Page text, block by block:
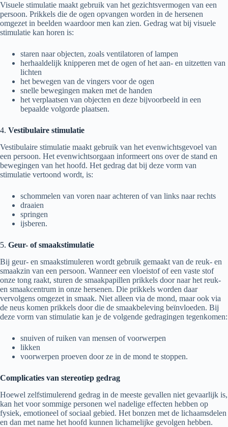
Visuele stimulatie maakt gebruik van het gezichtsvermogen van een
persoon. Prikkels die de ogen opvangen worden in de hersenen
omgezet in beelden waardoor men kan zien. Gedrag wat bij visuele
stimulatie kan horen is:
staren naar objecten, zoals ventilatoren of lampen
herhaaldelijk knipperen met de ogen of het aan- en uitzetten van
lichten
het bewegen van de vingers voor de ogen
snelle bewegingen maken met de handen
het verplaatsen van objecten en deze bijvoorbeeld in een
bepaalde volgorde plaatsen.
4. Vestibulaire stimulatie
Vestibulaire stimulatie maakt gebruik van het evenwichtsgevoel van
een persoon. Het evenwichtsorgaan informeert ons over de stand en
bewegingen van het hoofd. Het gedrag dat bij deze vorm van
stimulatie vertoond wordt, is:
schommelen van voren naar achteren of van links naar rechts
draaien
springen
ijsberen.
5. Geur- of smaakstimulatie
Bij geur- en smaakstimuleren wordt gebruik gemaakt van de reuk- en
smaakzin van een persoon. Wanneer een vloeistof of een vaste stof
onze tong raakt, sturen de smaakpapillen prikkels door naar het reuk-
en smaakcentrum in onze hersenen. Die prikkels worden daar
vervolgens omgezet in smaak. Niet alleen via de mond, maar ook via
de neus komen prikkels door die de smaakbeleving beïnvloeden. Bij
deze vorm van stimulatie kan je de volgende gedragingen tegenkomen:
snuiven of ruiken van mensen of voorwerpen
likken
voorwerpen proeven door ze in de mond te stoppen.
Complicaties van stereotiep gedrag
Hoewel zelfstimulerend gedrag in de meeste gevallen niet gevaarlijk is,
kan het voor sommige personen wel nadelige effecten hebben op
fysiek, emotioneel of sociaal gebied. Het bonzen met de lichaamsdelen
en dan met name het hoofd kunnen lichamelijke gevolgen hebben.